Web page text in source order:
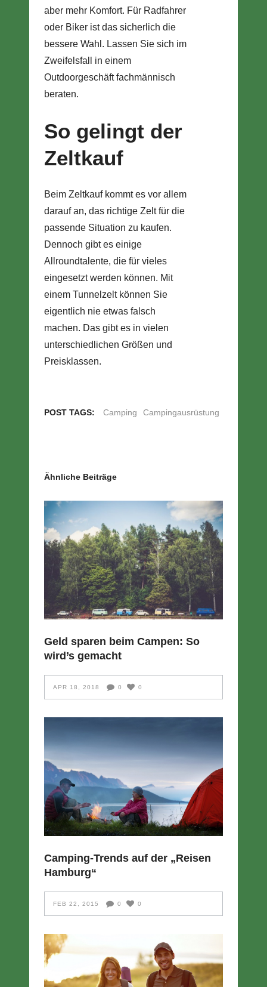
aber mehr Komfort. Für Radfahrer
oder Biker ist das sicherlich die
bessere Wahl. Lassen Sie sich im
Zweifelsfall in einem
Outdoorgeschäft fachmännisch
beraten.
So gelingt der
Zeltkauf
Beim Zeltkauf kommt es vor allem
darauf an, das richtige Zelt für die
passende Situation zu kaufen.
Dennoch gibt es einige
Allroundtalente, die für vieles
eingesetzt werden können. Mit
einem Tunnelzelt können Sie
eigentlich nie etwas falsch
machen. Das gibt es in vielen
unterschiedlichen Größen und
Preisklassen.
POST TAGS: Camping Campingausrüstung
Ähnliche Beiträge
Geld sparen beim Campen: So
wird’s gemacht
APR 18, 2018 0 0
Camping-Trends auf der „Reisen
Hamburg“
FEB 22, 2015 0 0